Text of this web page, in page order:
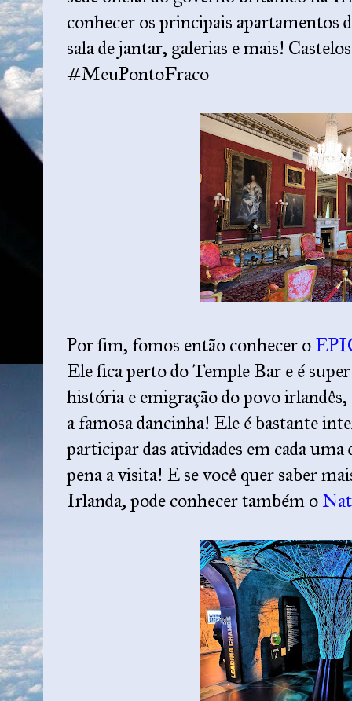
conhecer os principais apartamentos
sala de jantar, galerias e mais!
#MeuPontoFraco
Por fim, fomos então conhecer o
Ele fica perto do Temple Bar e é
história e emigração do povo
a famosa dancinha! Ele é bastante
participar das atividades em cada uma
pena a visita! E se você quer saber
Irlanda, pode conhecer também o